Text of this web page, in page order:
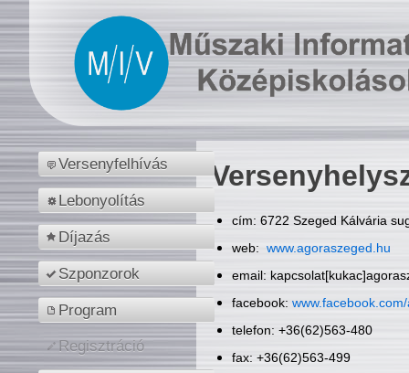
Versenyfelhívás
Lebonyolítás
Díjazás
Szponzorok
Program
Regisztráció
cím: 6722 Szeged Kálvária
web: www.agoraszeged.hu
email:
facebook:
telefon: +36(62)563-480
fax: +36(62)563-499